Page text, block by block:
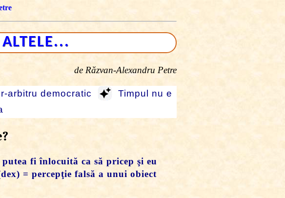
de Răzvan-Alexandru Petre
arbitru democratic
Timpul nu e
fi înlocuită ca să pricep şi eu
= percepţie falsă a unui obiect